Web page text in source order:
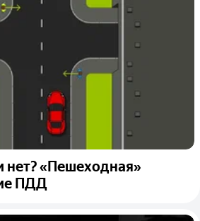
нет? «Пешеходная»
ПДД